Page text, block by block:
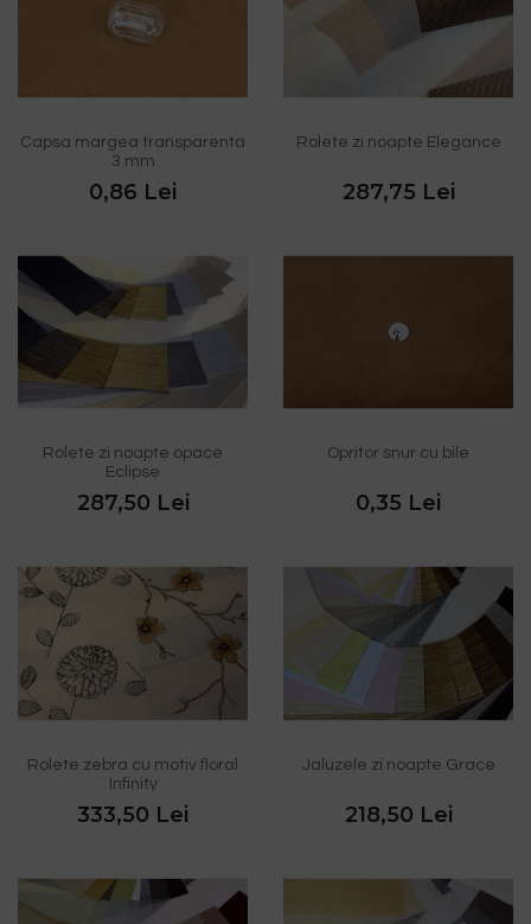
Capsa margea transparenta
3 mm
0,86 Lei
Rolete zi noapte Elegance
287,75 Lei
Rolete zi noapte opace
Eclipse
287,50 Lei
Opritor snur cu bile
0,35 Lei
Rolete zebra cu motiv floral
Infinity
333,50 Lei
Jaluzele zi noapte Grace
218,50 Lei